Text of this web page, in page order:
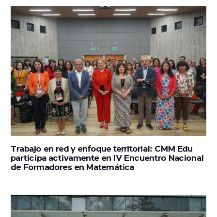
Trabajo en red y enfoque territorial: CMM Edu
participa activamente en IV Encuentro Nacional
de Formadores en Matemática